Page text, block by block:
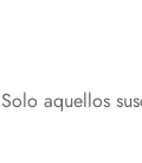
Solo aquellos